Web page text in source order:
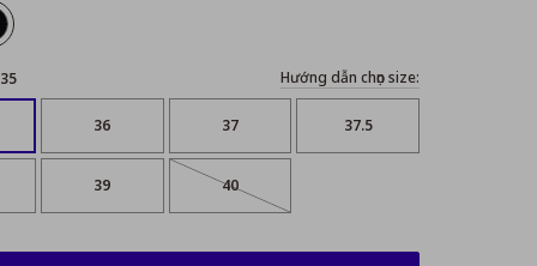
35 Hướng dẫn chọn size:
36 37 37.5
39 40